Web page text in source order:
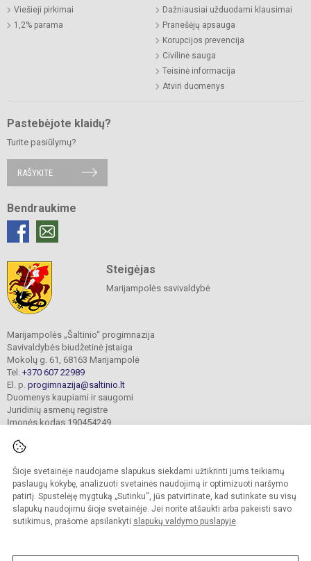
Šioje svetainėje naudojame slapukus siekdami užtikrinti jums teikiamų
paslaugų kokybę, analizuoti svetainės naudojimą ir optimizuoti naršymo
patirtį. Spustelėję mygtuką „Sutinku“, jūs patvirtinate, kad sutinkate su visų
slapukų naudojimu šioje svetainėje. Jei norite atšaukti arba pakeisti savo
sutikimus, prašome apsilankyti slapukų valdymo puslapyje.
Viešieji pirkimai
1,2% parama
Dažniausiai užduodami klausimai
Pranešėjų apsauga
Korupcijos prevencija
Civilinė sauga
Teisinė informacija
Atviri duomenys
Pastebėjote klaidų?
Turite pasiūlymų?
RAŠYKITE
Bendraukime
Steigėjas
Marijampolės savivaldybė
Marijampolės „Šaltinio“ progimnazija
Savivaldybės biudžetinė įstaiga
Mokolų g. 61, 68163 Marijampolė
Tel. +370 607 22989
El. p. progimnazija@saltinio.lt
Duomenys kaupiami ir saugomi
Juridinių asmenų registre
Įmonės kodas 190454249
© 2024. Marijampolės „Šaltinio“ progimnazija. Visos teisės saugomos.
Kopijuoti turinį be raštiško gimnazijos sutikimo griežtai draudžiama.
Prieinamumo paraiška Slapukų valdymas
Sumanus būdas atnaujinti